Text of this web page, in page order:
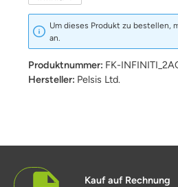
Um dieses Produkt zu bestellen,
an.
Produktnummer: FK-
Hersteller: Pelsis Ltd.
Kauf auf Rechnung